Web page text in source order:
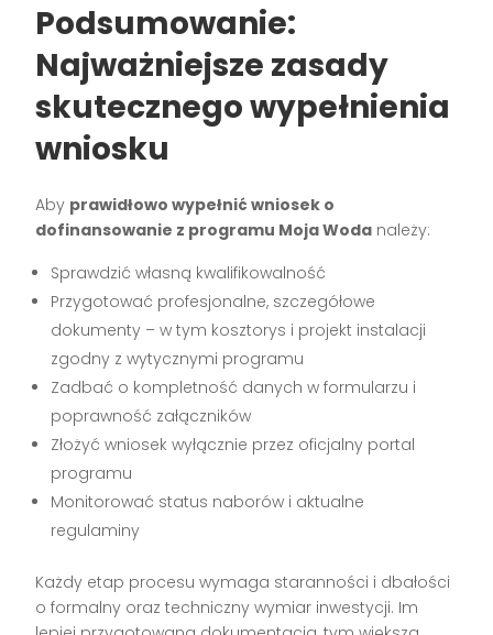
Podsumowanie:
Najważniejsze zasady
skutecznego wypełnienia
wniosku
Aby prawidłowo wypełnić wniosek o
dofinansowanie z programu Moja Woda należy:
Sprawdzić własną kwalifikowalność
Przygotować profesjonalne, szczegółowe
dokumenty – w tym kosztorys i projekt instalacji
zgodny z wytycznymi programu
Zadbać o kompletność danych w formularzu i
poprawność załączników
Złożyć wniosek wyłącznie przez oficjalny portal
programu
Monitorować status naborów i aktualne
regulaminy
Każdy etap procesu wymaga staranności i dbałości
o formalny oraz techniczny wymiar inwestycji. Im